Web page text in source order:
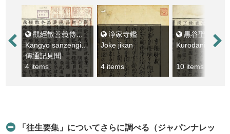
觀經散善義傳通記見聞
Kangyo sanzengi denzuki kemmon
傳通記見聞
4 items
浄家寺鑑
Joke jikan
4 items
黒谷聖人傳繪
10 items
「往生要集」についてさらに調べる（ジャパンナレッ